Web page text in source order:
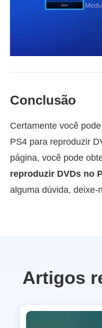
Conclusão
Certamente você
PS4 para reproduzir
página, você pode
reproduzir DVDs no
alguma dúvida, deixe-
Artigos